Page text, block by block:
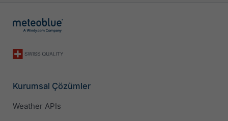
Kurumsal Çözümler
Weather APIs